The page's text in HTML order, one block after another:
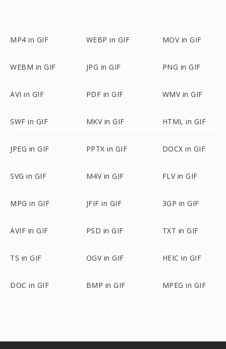
MP4 in GIF WEBP in GIF MOV in GIF
WEBM in GIF JPG in GIF PNG in GIF
AVI in GIF PDF in GIF WMV in GIF
SWF in GIF MKV in GIF HTML in GIF
JPEG in GIF PPTX in GIF DOCX in GIF
SVG in GIF M4V in GIF FLV in GIF
MPG in GIF JFIF in GIF 3GP in GIF
AVIF in GIF PSD in GIF TXT in GIF
TS in GIF OGV in GIF HEIC in GIF
DOC in GIF BMP in GIF MPEG in GIF